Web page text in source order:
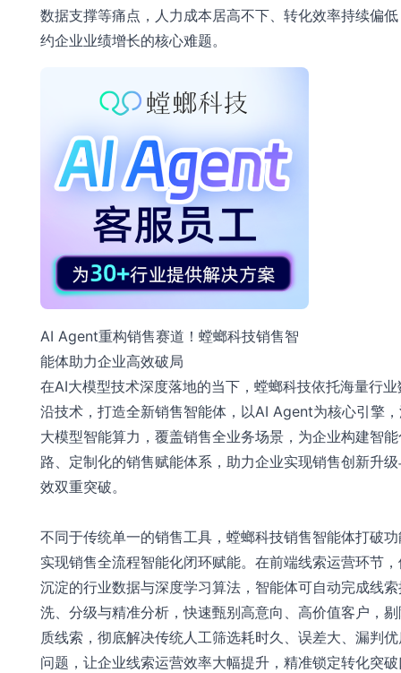
数据支撑等痛点，人力成本居高不下、转化效率持续偏
约企业业绩增长的核心难题。
AI Agent重构销售赛道！螳螂科技销售智
能体助力企业高效破局
在AI大模型技术深度落地的当下，螳螂科技依托海量行
沿技术，打造全新销售智能体，以AI Agent为核心引擎
大模型智能算力，覆盖销售全业务场景，为企业构建智
路、定制化的销售赋能体系，助力企业实现销售创新升
效双重突破。
不同于传统单一的销售工具，螳螂科技销售智能体打破
实现销售全流程智能化闭环赋能。在前端线索运营环节
沉淀的行业数据与深度学习算法，智能体可自动完成线
洗、分级与精准分析，快速甄别高意向、高价值客户，
质线索，彻底解决传统人工筛选耗时久、误差大、漏判
问题，让企业线索运营效率大幅提升，精准锁定转化突